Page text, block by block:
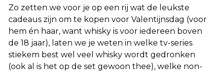
Zo zetten we voor je op een rij wat de leukste
cadeaus zijn om te kopen voor Valentijnsdag (voor
hem én haar, want whisky is voor iedereen boven
de 18 jaar), laten we je weten in welke tv-series
stiekem best wel veel whisky wordt gedronken
(ook al is het op de set gewoon thee), welke non-